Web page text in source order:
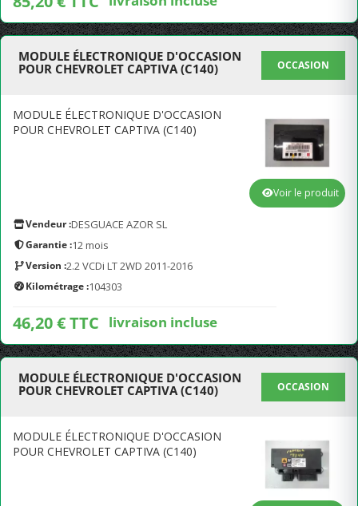
MODULE ÉLECTRONIQUE D'OCCASION
POUR CHEVROLET CAPTIVA (C140)
OCCASION
MODULE ÉLECTRONIQUE D'OCCASION
POUR CHEVROLET CAPTIVA (C140)
Vendeur :DESGUACE AZOR SL
Garantie :12 mois
Version :2.2 VCDi LT 2WD 2011-2016
Kilométrage :104303
46,20 € TTC livraison incluse
Voir le produit
MODULE ÉLECTRONIQUE D'OCCASION
POUR CHEVROLET CAPTIVA (C140)
OCCASION
MODULE ÉLECTRONIQUE D'OCCASION
POUR CHEVROLET CAPTIVA (C140)